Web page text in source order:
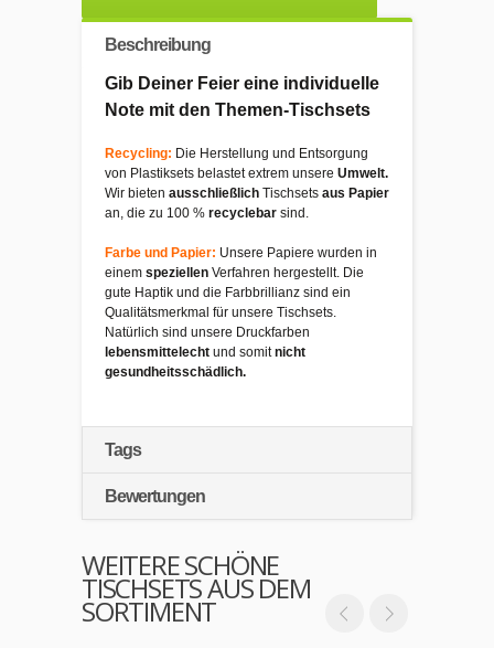
Beschreibung
Gib Deiner Feier eine individuelle
Note mit den Themen-Tischsets
Recycling: Die Herstellung und Entsorgung
von Plastiksets belastet extrem unsere Umwelt.
Wir bieten ausschließlich Tischsets aus Papier
an, die zu 100 % recyclebar sind.
Farbe und Papier: Unsere Papiere wurden in
einem speziellen Verfahren hergestellt. Die
gute Haptik und die Farbbrillianz sind ein
Qualitätsmerkmal für unsere Tischsets.
Natürlich sind unsere Druckfarben
lebensmittelecht und somitnicht
gesundheitsschädlich.
Tags
Bewertungen
WEITERE SCHÖNE
TISCHSETS AUS DEM
SORTIMENT